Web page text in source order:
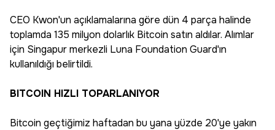
CEO Kwon'un açıklamalarına göre dün 4 parça halinde
toplamda 135 milyon dolarlık Bitcoin satın aldılar. Alımlar
için Singapur merkezli Luna Foundation Guard'ın
kullanıldığı belirtildi.
BITCOIN HIZLI TOPARLANIYOR
Bitcoin geçtiğimiz haftadan bu yana yüzde 20'ye yakın